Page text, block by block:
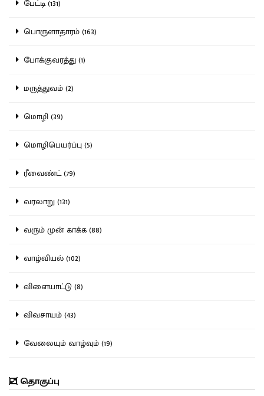
பேட்டி (131)
பொருளாதாரம் (163)
போக்குவரத்து (1)
மருத்துவம் (2)
மொழி (39)
மொழிபெயர்ப்பு (5)
ரீவைண்ட் (79)
வரலாறு (131)
வரும் முன் காக்க (88)
வாழ்வியல் (102)
விளையாட்டு (8)
விவசாயம் (43)
வேலையும் வாழ்வும் (19)
தொகுப்பு